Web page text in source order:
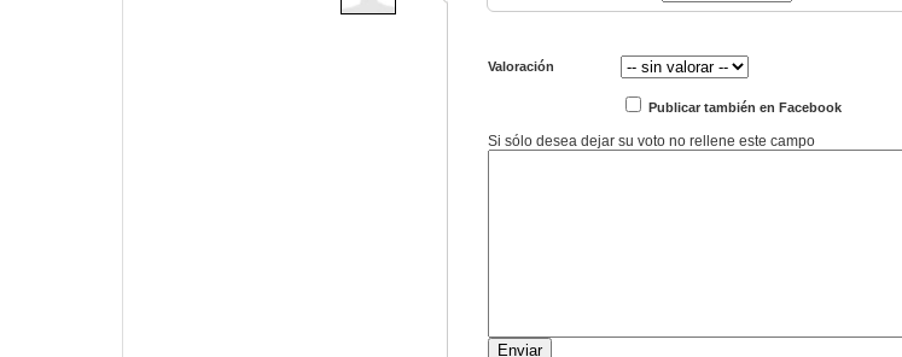
Valoración
Publicar también en Facebook
Si sólo desea dejar su voto no rellene este campo